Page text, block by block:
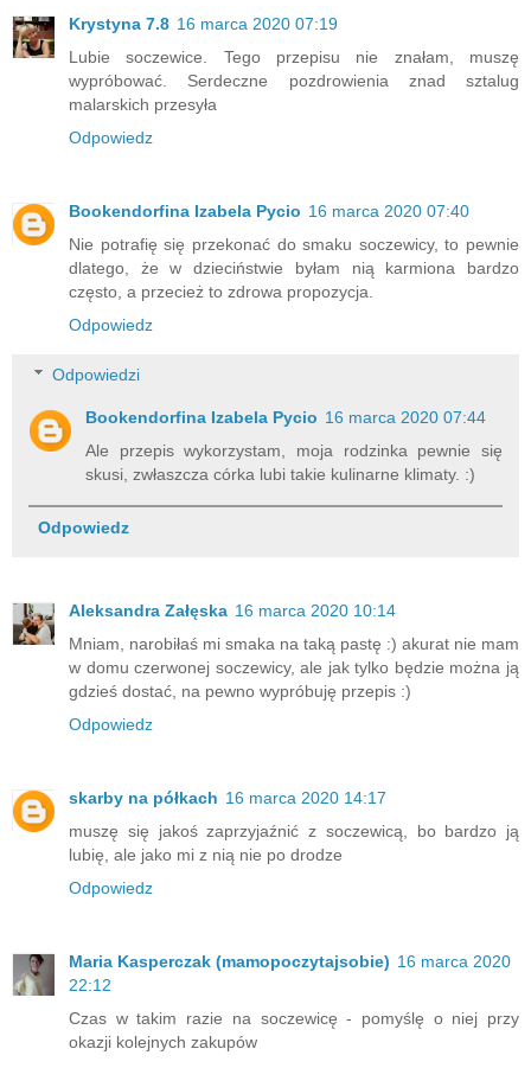
Krystyna 7.8 16 marca 2020 07:19
Lubie soczewice. Tego przepisu nie znałam, muszę
wypróbować. Serdeczne pozdrowienia znad sztalug
malarskich przesyła
Odpowiedz
Bookendorfina Izabela Pycio 16 marca 2020 07:40
Nie potrafię się przekonać do smaku soczewicy, to pewnie
dlatego, że w dzieciństwie byłam nią karmiona bardzo
często, a przecież to zdrowa propozycja.
Odpowiedz
Odpowiedzi
Bookendorfina Izabela Pycio 16 marca 2020 07:44
Ale przepis wykorzystam, moja rodzinka pewnie się
skusi, zwłaszcza córka lubi takie kulinarne klimaty. :)
Odpowiedz
Aleksandra Załęska 16 marca 2020 10:14
Mniam, narobiłaś mi smaka na taką pastę :) akurat nie mam
w domu czerwonej soczewicy, ale jak tylko będzie można ją
gdzieś dostać, na pewno wypróbuję przepis :)
Odpowiedz
skarby na półkach 16 marca 2020 14:17
muszę się jakoś zaprzyjaźnić z soczewicą, bo bardzo ją
lubię, ale jako mi z nią nie po drodze
Odpowiedz
Maria Kasperczak (mamopoczytajsobie) 16 marca 2020
22:12
Czas w takim razie na soczewicę - pomyślę o niej przy
okazji kolejnych zakupów